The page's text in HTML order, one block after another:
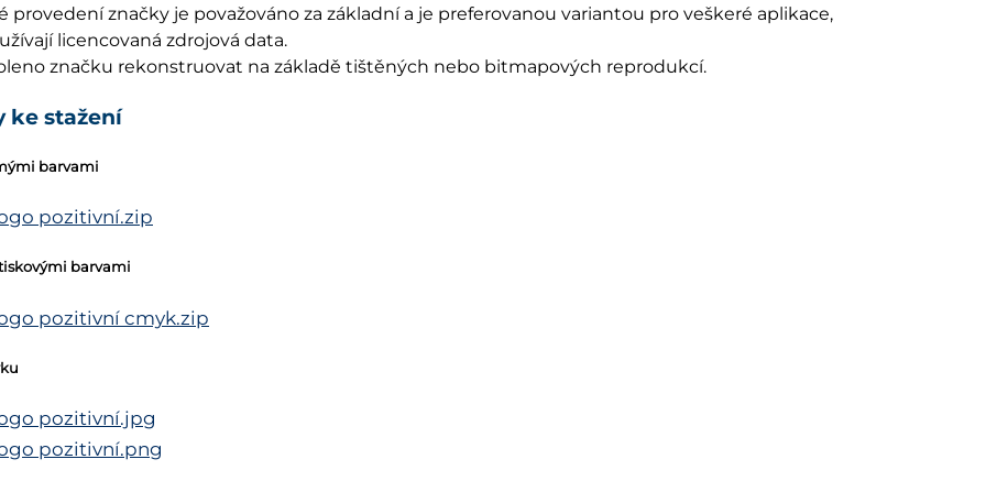
provedení značky je považováno za základní a je preferovanou variantou pro veškeré aplikace,
licencovaná zdrojová data.
značku rekonstruovat na základě tištěných nebo bitmapových reprodukcí.
ke stažení
barvami
pozitivní.zip
barvami
pozitivní cmyk.zip
pozitivní.jpg
pozitivní.png